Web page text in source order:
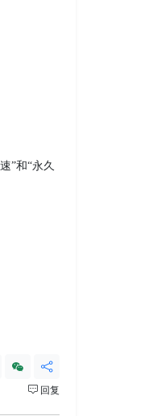
”和“永久
回复